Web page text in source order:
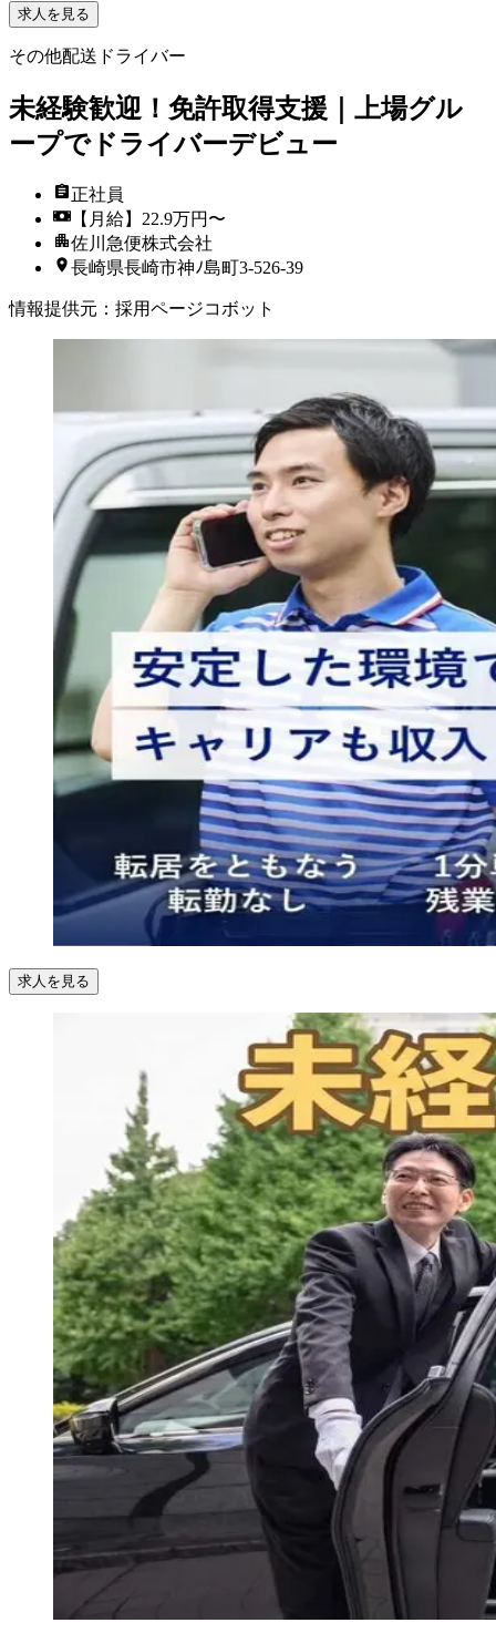
求人を見る
その他配送ドライバー
未経験歓迎！免許取得支援｜上場グル
ープでドライバーデビュー
正社員
【月給】22.9万円〜
佐川急便株式会社
長崎県長崎市神ﾉ島町3-526-39
情報提供元 ： 採用ページコボット
求人を見る